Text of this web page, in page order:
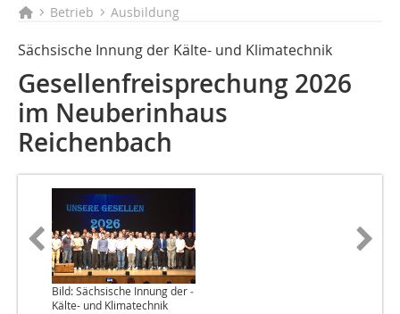
Betrieb Ausbildung
Sächsische Innung der Kälte- und Klimatechnik
Gesellenfreisprechung 2026
im Neuberinhaus
Reichenbach
Bild: Sächsische Innung der ­
Kälte- und Klimatechnik